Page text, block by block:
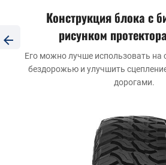
Конструкция блока с
рисунком
Его можно лучше использовать на
бездорожью и улучшить
дорогами.